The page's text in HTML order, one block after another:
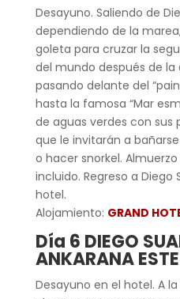
Desayuno. Saliendo de
dependiendo de la
goleta para cruzar la
del mundo después de la
pasando delante del
hasta la famosa “Mar
de aguas verdes con sus
que le invitarán a
o hacer snorkel.
incluido. Regreso a Diego
hotel.
Alojamiento: GRAND
Día 6 DIEGO
ANKARANA
Desayuno en el hotel. A